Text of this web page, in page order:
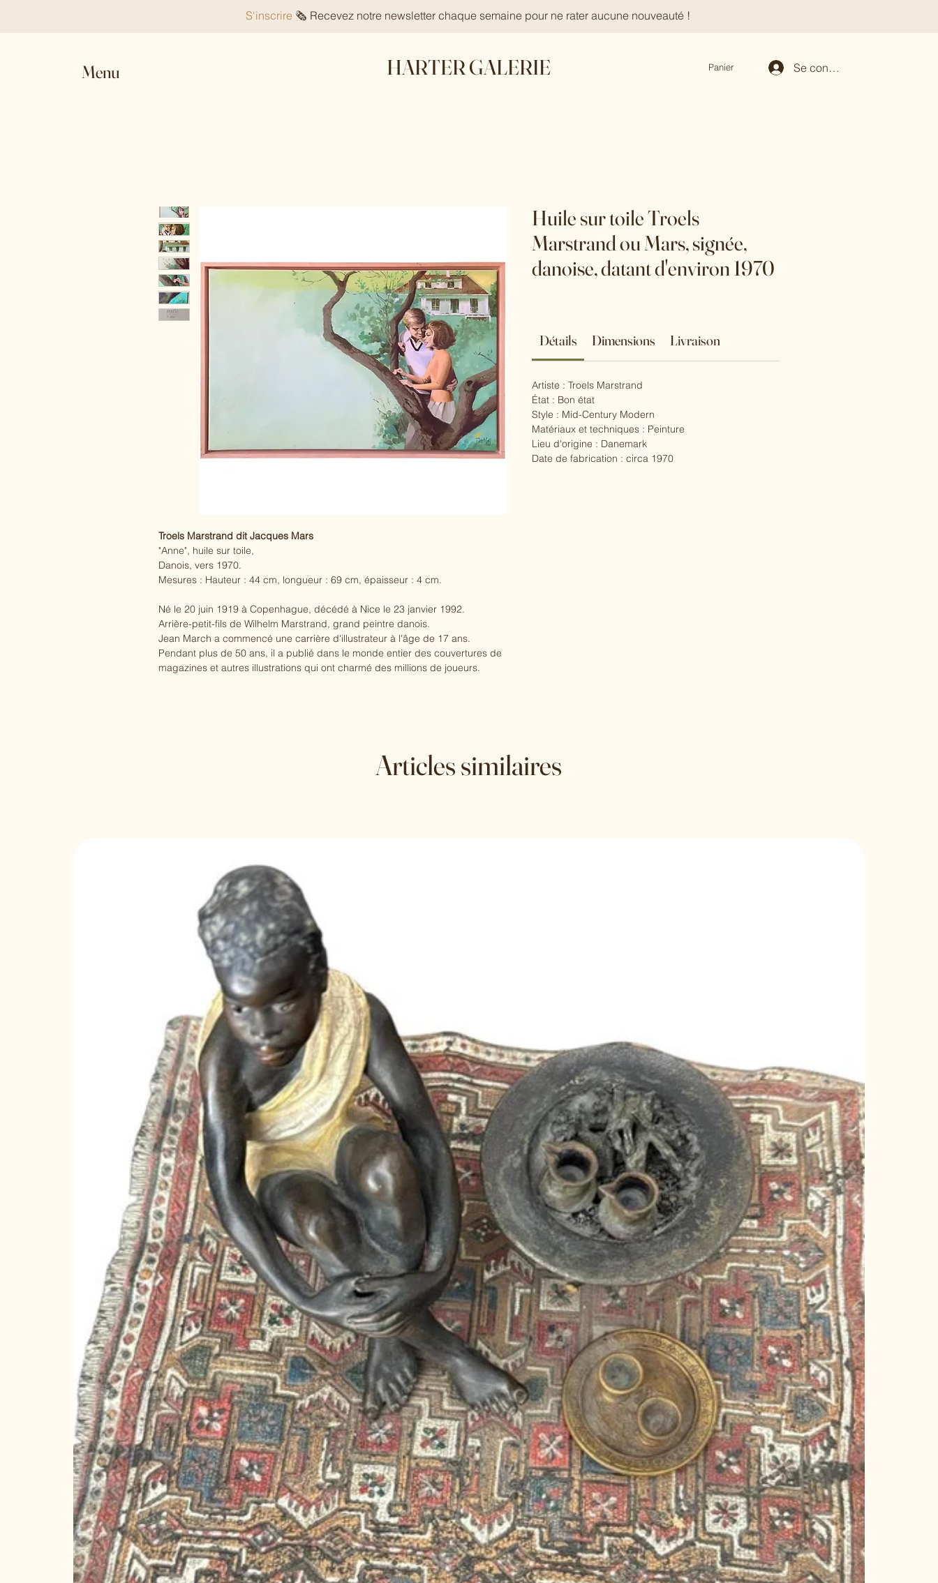
S'inscrire 🗞️ Recevez notre newsletter chaque semaine pour ne rater aucune nouveauté !
Menu HARTER GALERIE Panier Se connecter
Troels Marstrand dit Jacques Mars
"Anne", huile sur toile,
Danois, vers 1970.
Mesures : Hauteur : 44 cm, longueur : 69 cm, épaisseur : 4 cm.
Né le 20 juin 1919 à Copenhague, décédé à Nice le 23 janvier 1992.
Arrière-petit-fils de Wilhelm Marstrand, grand peintre danois.
Jean March a commencé une carrière d'illustrateur à l'âge de 17 ans.
Pendant plus de 50 ans, il a publié dans le monde entier des couvertures de
magazines et autres illustrations qui ont charmé des millions de joueurs.
Aux côtés de cet illustrateur acrrière, il commence à peindre de grandes
Huile sur toile Troels
Marstrand ou Mars, signée,
danoise, datant d'environ 1970
Détails Dimensions Livraison
Artiste : Troels Marstrand
État : Bon état
Style : Mid-Century Modern
Matériaux et techniques : Peinture
Lieu d'origine : Danemark
Date de fabrication : circa 1970
Articles similaires